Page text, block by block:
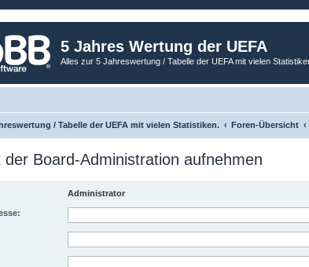
5 Jahres Wertung der UEFA
Alles zur 5 Jahreswertung / Tabelle der UEFA mit vielen
/ Tabelle der UEFA mit vielen Statistiken. Foren-Übersicht
der Board-Administration aufnehmen
Administrator